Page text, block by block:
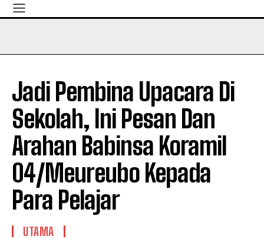
Jadi Pembina Upacara Di
Sekolah, Ini Pesan Dan
Arahan Babinsa Koramil
04/Meureubo Kepada
Para Pelajar
UTAMA